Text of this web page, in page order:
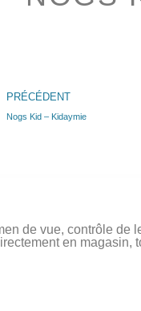
PRÉCÉDENT
Nogs Kid – Kidaymie
de vue, contrôle
en